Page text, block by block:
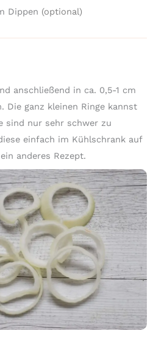
Dippen (optional)
anschließend in ca. 0,5-1 cm
Die ganz kleinen Ringe kannst
sind nur sehr schwer zu
einfach im Kühlschrank auf
anderes Rezept.